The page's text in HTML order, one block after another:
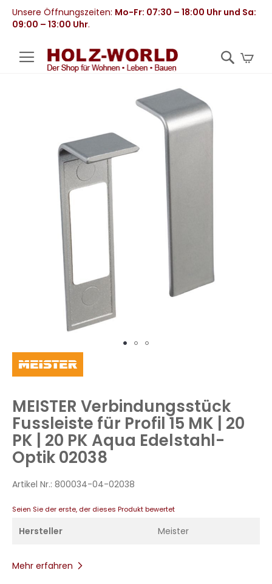
Unsere Öffnungszeiten: Mo-Fr: 07:30 – 18:00 Uhr und Sa:
09:00 – 13:00 Uhr.
Zum
Anfang
springen
MEISTER Verbindungsstück
Fussleiste für Profil 15 MK | 20
PK | 20 PK Aqua Edelstahl-
Optik 02038
Artikel Nr.: 800034-04-02038
Seien Sie der erste, der dieses Produkt bewertet
Hersteller Meister
Mehr erfahren